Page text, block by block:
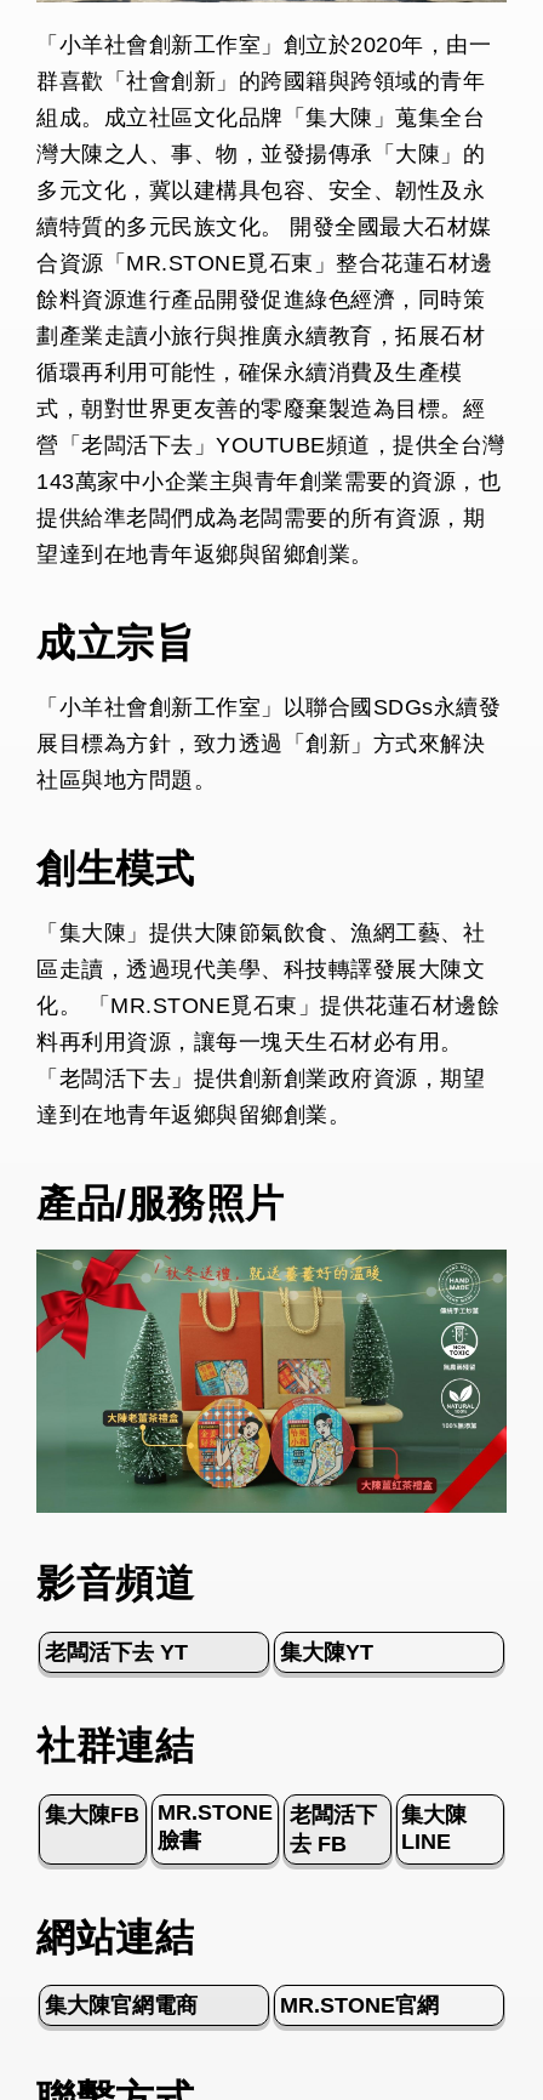
「小羊社會創新工作室」創立於2020年，由一
群喜歡「社會創新」的跨國籍與跨領域的青年
組成。成立社區文化品牌「集大陳」蒐集全台
灣大陳之人、事、物，並發揚傳承「大陳」的
多元文化，冀以建構具包容、安全、韌性及永
續特質的多元民族文化。 開發全國最大石材媒
合資源「MR.STONE覓石東」整合花蓮石材邊
餘料資源進行產品開發促進綠色經濟，同時策
劃產業走讀小旅行與推廣永續教育，拓展石材
循環再利用可能性，確保永續消費及生產模
式，朝對世界更友善的零廢棄製造為目標。經
營「老闆活下去」YOUTUBE頻道，提供全台灣
143萬家中小企業主與青年創業需要的資源，也
提供給準老闆們成為老闆需要的所有資源，期
望達到在地青年返鄉與留鄉創業。
成立宗旨
「小羊社會創新工作室」以聯合國SDGs永續發
展目標為方針，致力透過「創新」方式來解決
社區與地方問題。
創生模式
「集大陳」提供大陳節氣飲食、漁網工藝、社
區走讀，透過現代美學、科技轉譯發展大陳文
化。 「MR.STONE覓石東」提供花蓮石材邊餘
料再利用資源，讓每一塊天生石材必有用。
「老闆活下去」提供創新創業政府資源，期望
達到在地青年返鄉與留鄉創業。
產品/服務照片
影音頻道
老闆活下去 YT 集大陳YT
社群連結
集大陳FB
MR.STONE
臉書
老闆活下
去 FB
集大陳
LINE
網站連結
集大陳官網電商 MR.STONE官網